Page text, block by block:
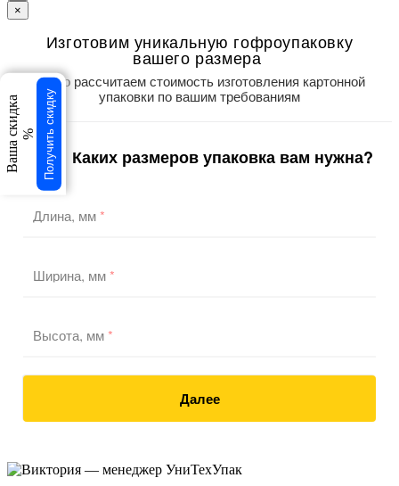
×
Изготовим уникальную гофроупаковку
вашего размера
Точно рассчитаем стоимость изготовления картонной
упаковки по вашим требованиям
/3 Каких размеров упаковка вам нужна?
Длина, мм*
Ширина, мм*
Высота, мм*
Далее
Ваша скидка % Получить скидку